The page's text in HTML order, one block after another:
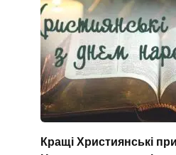
Кращі Християнські